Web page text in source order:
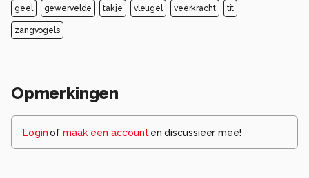
geel gewervelde takje vleugel veerkracht tit
zangvogels
Opmerkingen
Loginof maak een account en discussieer mee!